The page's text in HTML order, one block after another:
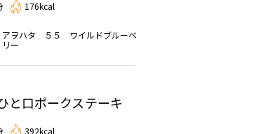
176kcal
アヲハタ ５５ ワイルドブルーベ
リー
と口ポークステーキ
392kcal